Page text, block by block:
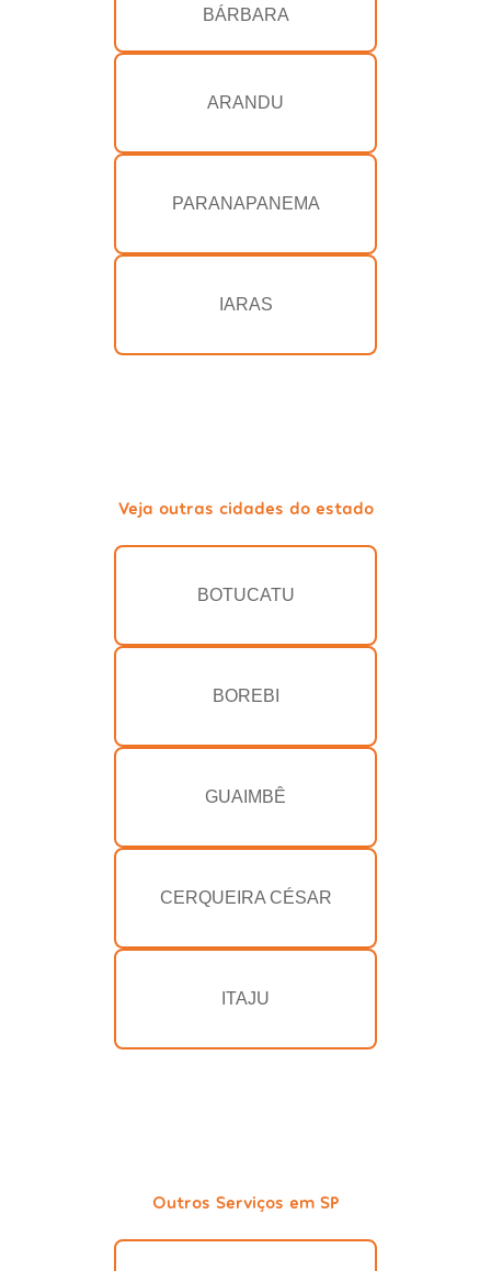
BÁRBARA
ARANDU
PARANAPANEMA
IARAS
Veja outras cidades do estado
BOTUCATU
BOREBI
GUAIMBÊ
CERQUEIRA CÉSAR
ITAJU
Outros Serviços em SP